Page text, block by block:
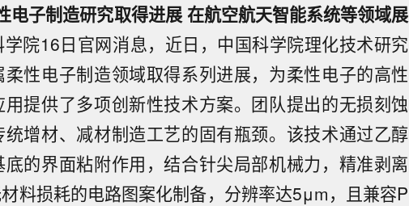
电子制造研究取得进展 在航空航天智能系统等领域展
院16日官网消息，近日，中国科学院理化技术研究
性电子制造领域取得系列进展，为柔性电子的高性
提供了多项创新性技术方案。团队提出的无损刻蚀
增材、减材制造工艺的固有瓶颈。该技术通过乙醇
的界面粘附作用，结合针尖局部机械力，精准剥离
料损耗的电路图案化制备，分辨率达5μm，且兼容P